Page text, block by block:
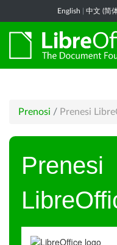
English 中文 (简
Prenosi / Prenesi
Prenesi